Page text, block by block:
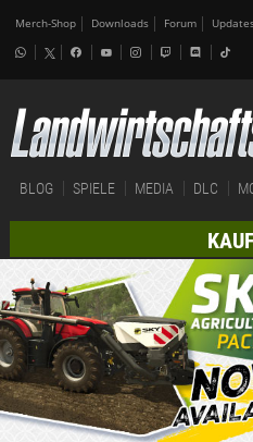
Merch-Shop Downloads Forum
BLOG SPIELE MEDIA DLC